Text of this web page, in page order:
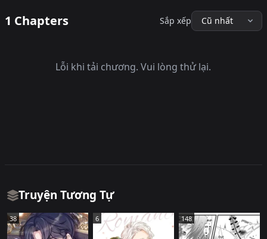
1 Chapters Sắp xếp
Lỗi khi tải chương. Vui lòng thử lại.
Truyện Tương Tự
38 6 148